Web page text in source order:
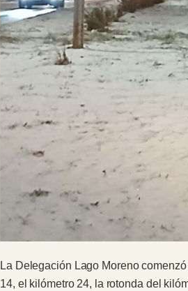
La Delegación Lago Moreno
14, el kilómetro 24, la rotonda del